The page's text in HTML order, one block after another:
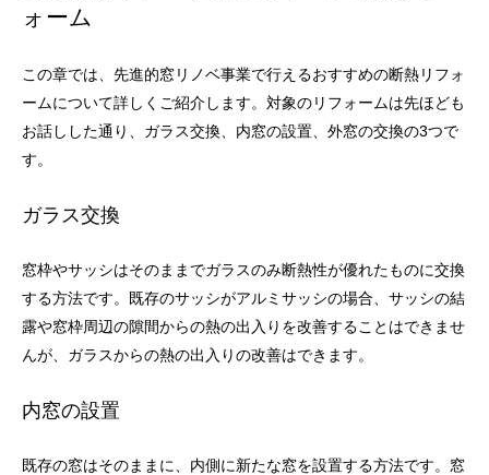
ォーム
この章では、先進的窓リノベ事業で行えるおすすめの断熱リフォ
ームについて詳しくご紹介します。対象のリフォームは先ほども
お話しした通り、ガラス交換、内窓の設置、外窓の交換の3つで
す。
ガラス交換
窓枠やサッシはそのままでガラスのみ断熱性が優れたものに交換
する方法です。既存のサッシがアルミサッシの場合、サッシの結
露や窓枠周辺の隙間からの熱の出入りを改善することはできませ
んが、ガラスからの熱の出入りの改善はできます。
内窓の設置
既存の窓はそのままに、内側に新たな窓を設置する方法です。窓